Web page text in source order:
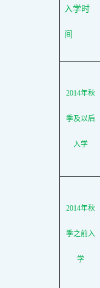
入学时
间
2014年秋
季及以后
入学
2014年秋
季之前入
学